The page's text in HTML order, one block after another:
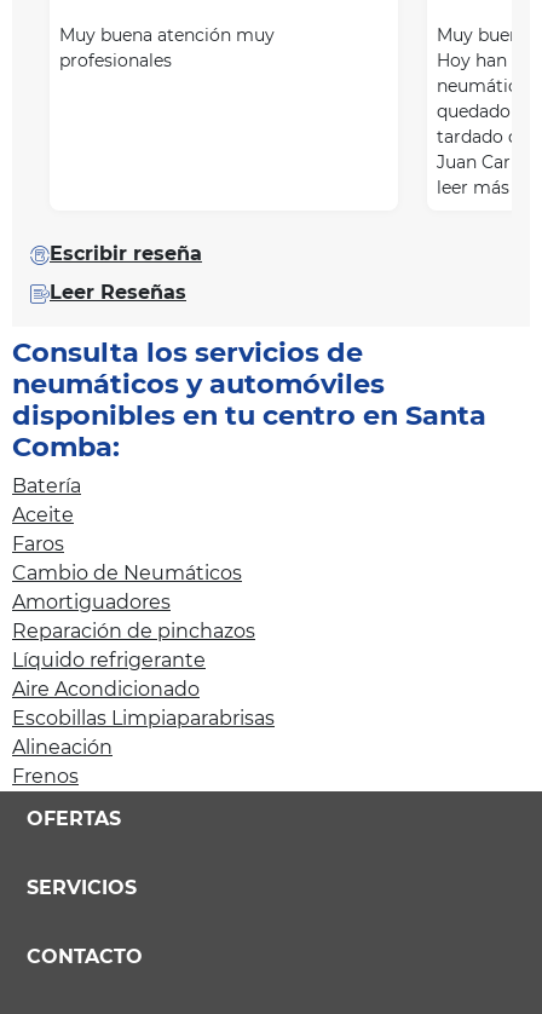
Muy buena atención muy
profesionales
Muy
Hoy han
neumático
quedado
tardado
Juan
leer más
Escribir reseña
Leer Reseñas
Consulta los servicios de
neumáticos y automóviles
disponibles en tu centro en Santa
Comba:
Batería
Aceite
Faros
Cambio de Neumáticos
Amortiguadores
Reparación de pinchazos
Líquido refrigerante
Aire Acondicionado
Escobillas Limpiaparabrisas
Alineación
Frenos
OFERTAS
SERVICIOS
CONTACTO